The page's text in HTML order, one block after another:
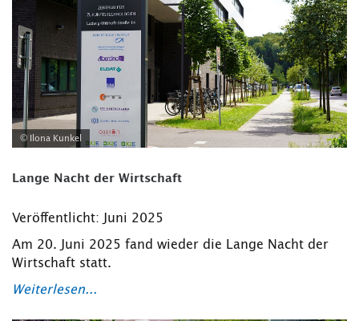
© Ilona Kunkel
Lange Nacht der Wirtschaft
Veröffentlicht: Juni 2025
Am 20. Juni 2025 fand wieder die Lange Nacht der
Wirtschaft statt.
Weiterlesen...